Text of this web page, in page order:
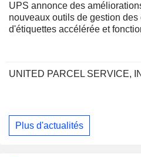
UPS annonce des
nouveaux outils de gestion
d'étiquettes accélérée et
UNITED PARCEL SERVICE,
Plus d'actualités